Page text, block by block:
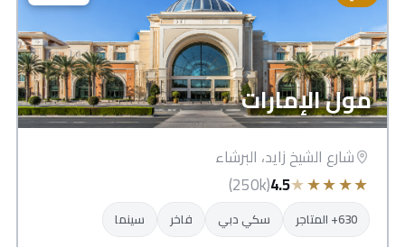
مول الإمارات
شارع الشيخ زايد، البرشاء
★
★
★
★
★
4.5
(250k)
630+ المتاجر سكي دبي فاخر سينما